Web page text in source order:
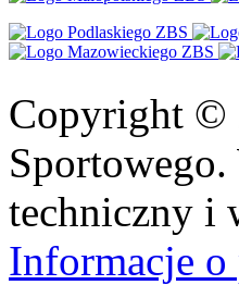
Copyright ©
techniczny i
Informacje o